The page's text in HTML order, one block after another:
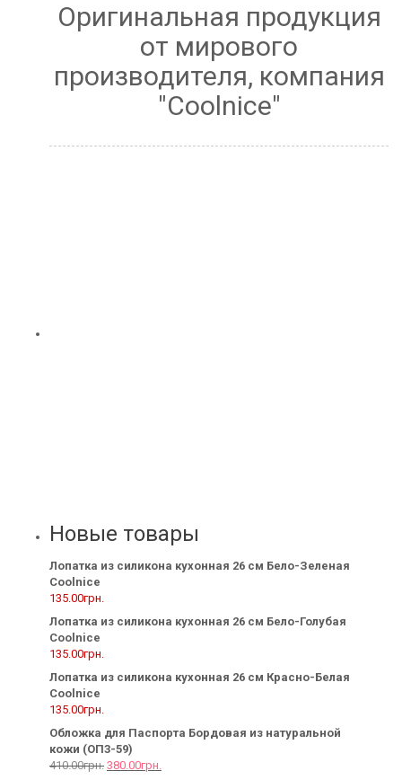
Оригинальная продукция
от мирового
производителя, компания
"Coolnice"
Новые товары
Лопатка из силикона кухонная 26 см Бело-Зеленая
Coolnice
135.00грн.
Лопатка из силикона кухонная 26 см Бело-Голубая
Coolnice
135.00грн.
Лопатка из силикона кухонная 26 см Красно-Белая
Coolnice
135.00грн.
Обложка для Паспорта Бордовая из натуральной
кожи (ОП3-59)
410.00грн. 380.00грн.